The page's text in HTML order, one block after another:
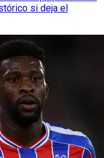
si deja el